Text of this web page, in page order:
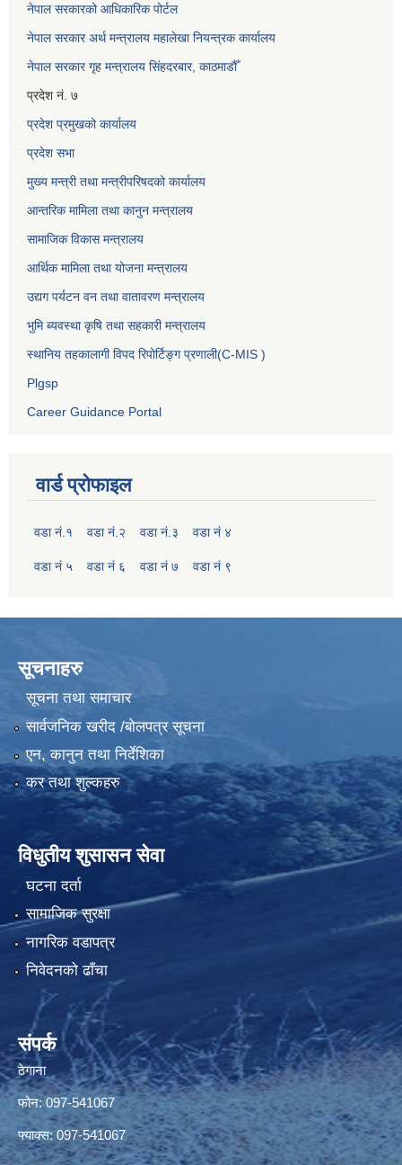
नेपाल सरकारको आधिकारिक पोर्टल
नेपाल सरकार अर्थ मन्त्रालय महालेखा नियन्त्रक कार्यालय
नेपाल सरकार गृह मन्त्रालय सिंहदरबार, काठमाडौँ
प्रदेश नं. ७
प्रदेश प्रमुखको कार्यालय
प्रदेश सभा
मुख्य मन्त्री तथा मन्त्रीपरिषदको कार्यालय
आन्तरिक मामिला तथा कानुन मन्त्रालय
सामाजिक विकास मन्त्रालय
आर्थिक मामिला तथा योजना मन्त्रालय
उद्यग पर्यटन वन तथा वातावरण मन्त्रालय
भुमि ब्यवस्था कृषि तथा सहकारी मन्त्रालय
स्थानिय तहकालागी विपद रिपोर्टिङ्ग प्रणाली(C-MIS )
Plgsp
Career Guidance Portal
वार्ड प्रोफाइल
वडा नं.१ वडा नं.२ वडा नं.३ वडा नं ४
वडा नं ५ वडा नं ६ वडा नं ७ वडा नं ९
सूचनाहरु
सूचना तथा समाचार
सार्वजनिक खरीद /बोलपत्र सूचना
एन, कानुन तथा निर्देशिका
कर तथा शुल्कहरु
विधुतीय शुसासन सेवा
घटना दर्ता
सामाजिक सुरक्षा
नागरिक वडापत्र
निवेदनको ढाँचा
संपर्क
ठेगाना
फोन: 097-541067
फ्याक्स: 097-541067